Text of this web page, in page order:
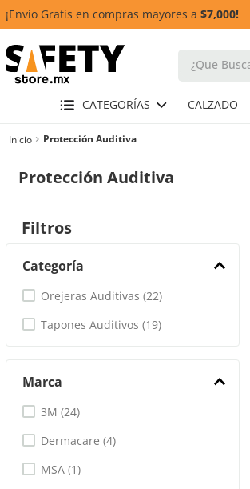
¡Envío Gratis en compras mayores a $7,000!
Protección Auditiva
Protección Auditiva
Filtros
Categoría
Orejeras Auditivas (22)
Tapones Auditivos (19)
Marca
3M (24)
Dermacare (4)
MSA (1)
MÁS BUSCADOS
botas
overol
guantes
arnes